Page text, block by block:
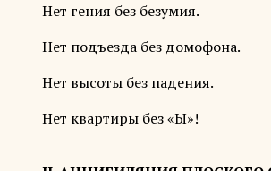
Нет гения без безумия.
Нет подъезда без домофона.
Нет высоты без падения.
Нет квартиры без «Ы»!